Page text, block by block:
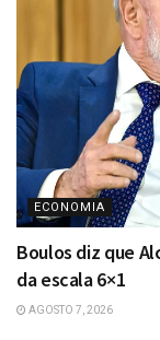
ECONOMIA
Boulos diz que
da escala 6×1
AGOSTO 7, 2026